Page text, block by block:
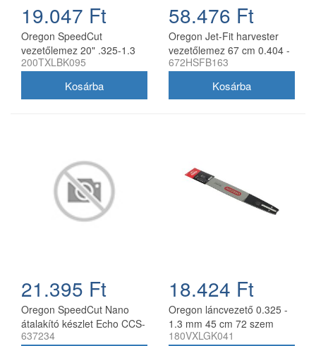
19.047 Ft
Oregon SpeedCut
vezetőlemez 20" .325-1.3
mm 78 szem Husqvarna
200TXLBK095
58.476 Ft
Oregon Jet-Fit harvester
vezetőlemez 67 cm 0.404 -
2.0 mm
672HSFB163
21.395 Ft
Oregon SpeedCut Nano
átalakító készlet Echo CCS-
58V láncfűrészhez 40 cm
637234
18.424 Ft
Oregon láncvezető 0.325 -
1.3 mm 45 cm 72 szem
Husqvarna fűrészekhez
180VXLGK041